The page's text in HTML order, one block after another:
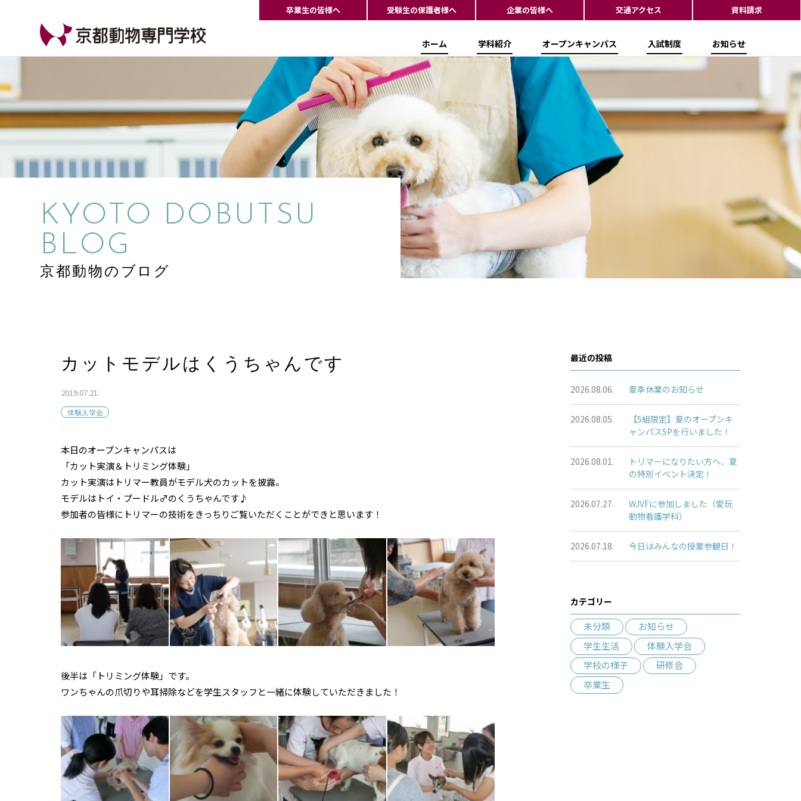
ホーム 学科紹介 オープンキャンパス 入試制度 お知らせ
卒業生の皆様へ 受験生の保護者様へ 企業の皆様へ 交通アクセス 資料請求
KYOTO DOBUTSU
BLOG
京都動物のブログ
カットモデルはくうちゃんです
2019.07.21.
体験入学会
本日のオープンキャンパスは
「カット実演＆トリミング体験」
カット実演はトリマー教員がモデル犬のカットを披露。
モデルはトイ・プードル♂のくうちゃんです♪
参加者の皆様にトリマーの技術をきっちりご覧いただくことができと思います！
後半は「トリミング体験」です。
ワンちゃんの爪切りや耳掃除などを学生スタッフと一緒に体験していただきました！
最近の投稿
2026.08.06. 夏季休業のお知らせ
2026.08.05.
【5組限定】夏のオープンキ
ャンパスSPを行いました！
2026.08.01.
トリマーになりたい方へ、夏
の特別イベント決定！
2026.07.27.
WJVFに参加しました（愛玩
動物看護学科）
2026.07.18. 今日はみんなの授業参観日！
カテゴリー
未分類
お知らせ
学生生活
体験入学会
学校の様子
研修会
卒業生